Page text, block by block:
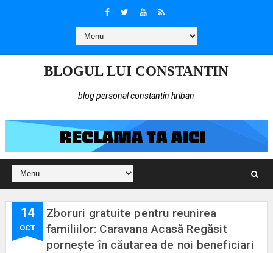
BLOGUL LUI CONSTANTIN
blog personal constantin hriban
14
OCT
Zboruri gratuite pentru reunirea
familiilor: Caravana Acasă Regăsit
pornește în căutarea de noi beneficiari